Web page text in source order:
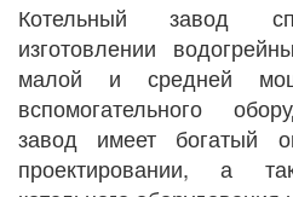
Котельный завод
изготовлении
малой и средней
вспомогательного
завод имеет богатый
проектировании, а